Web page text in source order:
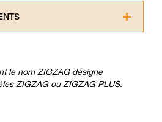
la notice technique pour
ce complément
le nom ZIGZAG désigne
ZIGZAG ou ZIGZAG PLUS.